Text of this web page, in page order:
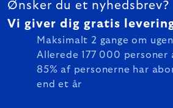
Ønsker du et nyhedsbrev?
Vi giver dig gratis
Maksimalt 2 gange om ugen
Allerede 177 000 personer
85% af personerne har
end et år